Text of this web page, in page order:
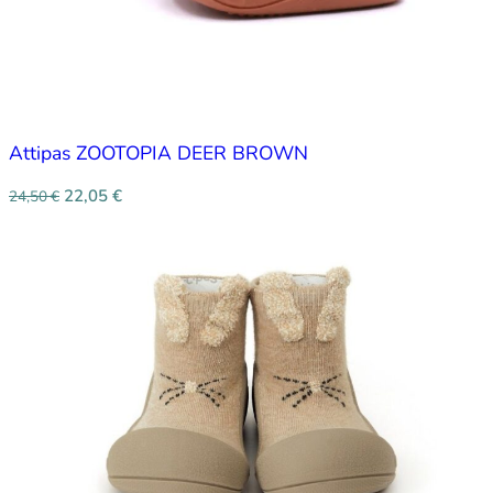
Attipas ZOOTOPIA DEER BROWN
24,50€ 22,05 €